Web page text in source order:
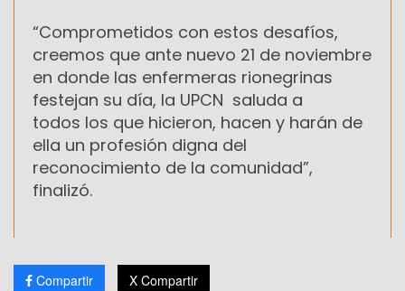
“Comprometidos con estos desafíos,
creemos que ante nuevo 21 de noviembre
en donde las enfermeras rionegrinas
festejan su día, la UPCN saluda a
todos los que hicieron, hacen y harán de
ella un profesión digna del
reconocimiento de la comunidad”,
finalizó.
Compartir X Compartir